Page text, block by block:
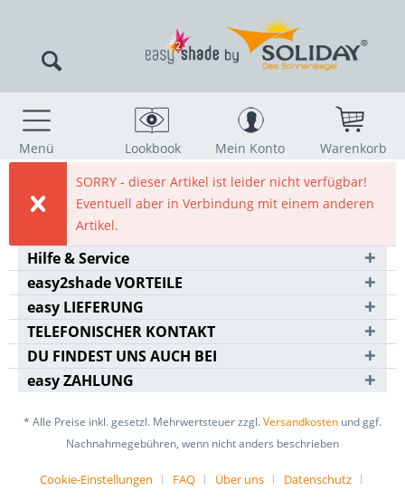
Menü Lookbook Mein Konto
Warenkorb
SORRY - dieser Artikel ist leider nicht verfügbar!
Eventuell aber in Verbindung mit einem anderen
Artikel.
Hilfe & Service
easy2shade VORTEILE
easy LIEFERUNG
TELEFONISCHER KONTAKT
DU FINDEST UNS AUCH BEI
easy ZAHLUNG
* Alle Preise inkl. gesetzl. Mehrwertsteuer zzgl.Versandkosten und ggf.
Nachnahmegebühren, wenn nicht anders beschrieben
Cookie-Einstellungen FAQ Über uns
Datenschutz